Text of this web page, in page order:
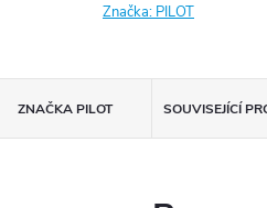
Značka: PILOT
ZNAČKAPILOT SOUVISEJÍCÍ